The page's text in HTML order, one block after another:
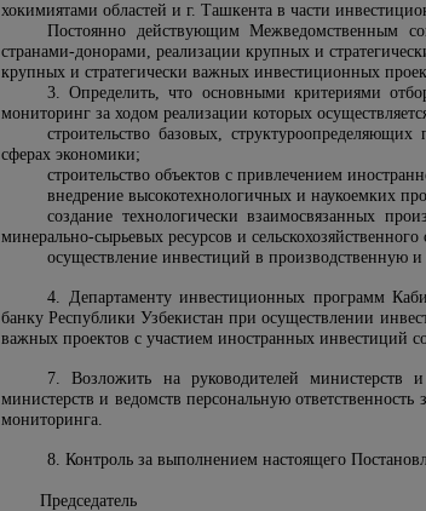
хокимиятами областей и г. Ташкента в части
Постоянно действующим Межведомственным
странами-донорами, реализации крупных и
крупных и стратегически важных инвестиционных
3. Определить, что основными критериями
мониторинг за ходом реализации которых
строительство базовых,
сферах экономики;
строительство объектов с привлечением
внедрение высокотехнологичных и наукоемких
создание технологически взаимосвязанных
минерально-сырьевых ресурсов и
осуществление инвестиций в производственную
4. Департаменту инвестиционных программ
банку Республики Узбекистан при осуществлении
важных проектов с участием иностранных инвестиций
7. Возложить на руководителей министерств
министерств и ведомств персональную
мониторинга.
8. Контроль за выполнением настоящего
Председатель